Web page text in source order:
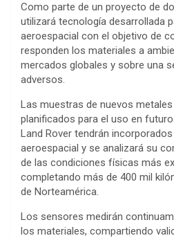
Como parte de un proyecto de
utilizará tecnología desarrollada
aeroespacial con el objetivo de
responden los materiales a
mercados globales y sobre una
adversos.
Las muestras de nuevos
planificados para el uso en
Land Rover tendrán
aeroespacial y se analizará su
de las condiciones físicas más
completando más de 400 mil
de Norteamérica.
Los sensores medirán
los materiales, compartiendo